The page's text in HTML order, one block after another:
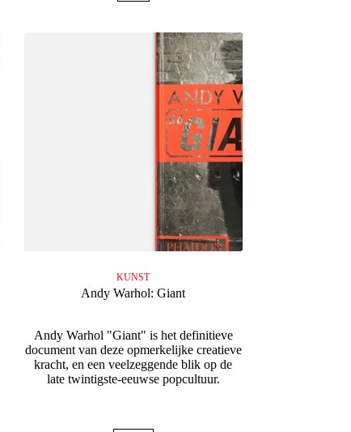
KUNST
Andy Warhol: Giant
Andy Warhol "Giant" is het definitieve
document van deze opmerkelijke creatieve
kracht, en een veelzeggende blik op de
late twintigste-eeuwse popcultuur.